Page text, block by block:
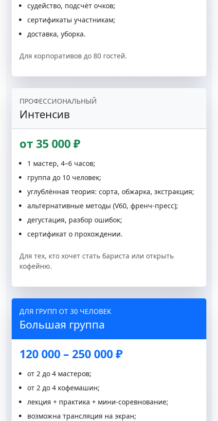
судейство, подсчёт очков;
сертификаты участникам;
доставка, уборка.
Для корпоративов до 80 гостей.
ПРОФЕССИОНАЛЬНЫЙ
Интенсив
от 35 000 ₽
1 мастер, 4–6 часов;
группа до 10 человек;
углублённая теория: сорта, обжарка, экстракция;
альтернативные методы (V60, френч-пресс);
дегустация, разбор ошибок;
сертификат о прохождении.
Для тех, кто хочет стать бариста или открыть
кофейню.
ДЛЯ ГРУПП ОТ 30 ЧЕЛОВЕК
Большая группа
120 000 – 250 000 ₽
от 2 до 4 мастеров;
от 2 до 4 кофемашин;
лекция + практика + мини-соревнование;
возможна трансляция на экран;